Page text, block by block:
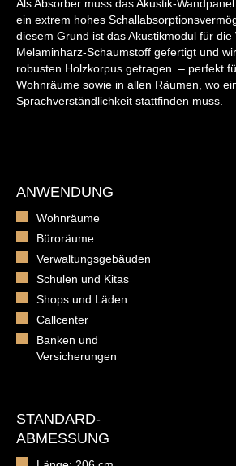
Als Absorber muss das Akustik-
ein extrem hohes
diesem Grund ist das Akustikmodul für die
Melaminharz-Schaumstoff gefertigt und
robusten Holzkorpus getragen – perfekt
Wohnräume sowie in allen Räumen, wo
Sprachverständlichkeit stattfinden muss.
ANWENDUNG
Wohnräume
Büroräume
Verwaltungsgebäuden
Schulen und Kitas
Shops und Läden
Callcenter
Banken und
Versicherungen
STANDARD-
ABMESSUNG